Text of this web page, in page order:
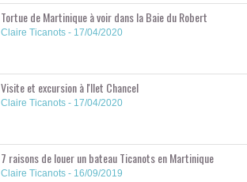
Tortue de Martinique à voir dans la Baie du Robert
Claire Ticanots - 17/04/2020
Visite et excursion à l'Ilet Chancel
Claire Ticanots - 17/04/2020
7 raisons de louer un bateau Ticanots en Martinique
Claire Ticanots - 16/09/2019